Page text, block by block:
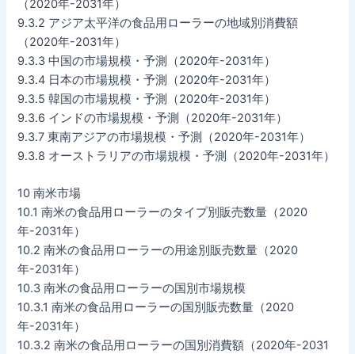
（2020年-2031年）
9.3.2 アジア太平洋の食品用ローラーの地域別消費額
（2020年-2031年）
9.3.3 中国の市場規模・予測（2020年-2031年）
9.3.4 日本の市場規模・予測（2020年-2031年）
9.3.5 韓国の市場規模・予測（2020年-2031年）
9.3.6 インドの市場規模・予測（2020年-2031年）
9.3.7 東南アジアの市場規模・予測（2020年-2031年）
9.3.8 オーストラリアの市場規模・予測（2020年-2031年）
10 南米市場
10.1 南米の食品用ローラーのタイプ別販売数量（2020
年-2031年）
10.2 南米の食品用ローラーの用途別販売数量（2020
年-2031年）
10.3 南米の食品用ローラーの国別市場規模
10.3.1 南米の食品用ローラーの国別販売数量（2020
年-2031年）
10.3.2 南米の食品用ローラーの国別消費額（2020年-2031